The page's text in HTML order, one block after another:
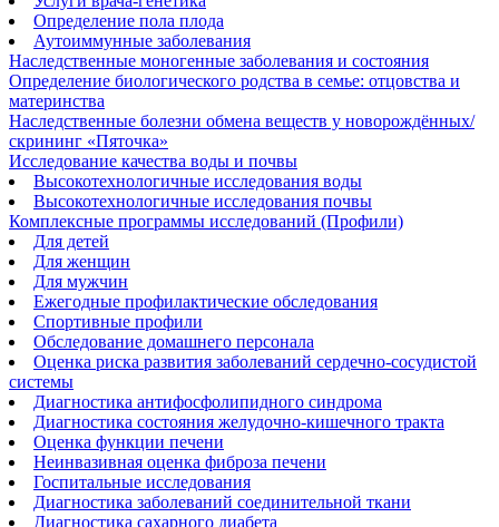
Определение пола плода
Аутоиммунные заболевания
Наследственные моногенные заболевания и состояния
Определение биологического родства в семье: отцовства и
материнства
Наследственные болезни обмена веществ у новорождённых/
скрининг «Пяточка»
Исследование качества воды и почвы
Высокотехнологичные исследования воды
Высокотехнологичные исследования почвы
Комплексные программы исследований (Профили)
Для детей
Для женщин
Для мужчин
Ежегодные профилактические обследования
Спортивные профили
Обследование домашнего персонала
Оценка риска развития заболеваний сердечно-сосудистой
системы
Диагностика антифосфолипидного синдрома
Диагностика состояния желудочно-кишечного тракта
Оценка функции печени
Неинвазивная оценка фиброза печени
Госпитальные исследования
Диагностика заболеваний соединительной ткани
Диагностика сахарного диабета